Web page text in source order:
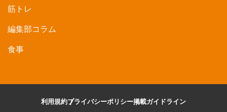
筋トレ
編集部コラム
食事
利用規約プライバシーポリシー掲載ガイドライン